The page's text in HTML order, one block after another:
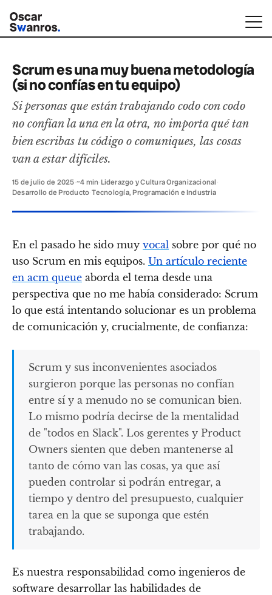
Scrum es una muy buena metodología
(si no confías en tu equipo)
Si personas que están trabajando codo con codo
no confían la una en la otra, no importa qué tan
bien escribas tu código o comuniques, las cosas
van a estar difíciles.
15 de julio de 2025 ~4 min Liderazgo y Cultura Organizacional
Desarrollo de Producto Tecnología, Programación e Industria
En el pasado he sido muy vocal sobre por qué no
uso Scrum en mis equipos. Un artículo reciente
en acm queue aborda el tema desde una
perspectiva que no me había considerado: Scrum
lo que está intentando solucionar es un problema
de comunicación y, crucialmente, de confianza:
Scrum y sus inconvenientes asociados
surgieron porque las personas no confían
entre sí y a menudo no se comunican bien.
Lo mismo podría decirse de la mentalidad
de "todos en Slack". Los gerentes y Product
Owners sienten que deben mantenerse al
tanto de cómo van las cosas, ya que así
pueden controlar si podrán entregar, a
tiempo y dentro del presupuesto, cualquier
tarea en la que se suponga que estén
trabajando.
Es nuestra responsabilidad como ingenieros de
software desarrollar las habilidades de